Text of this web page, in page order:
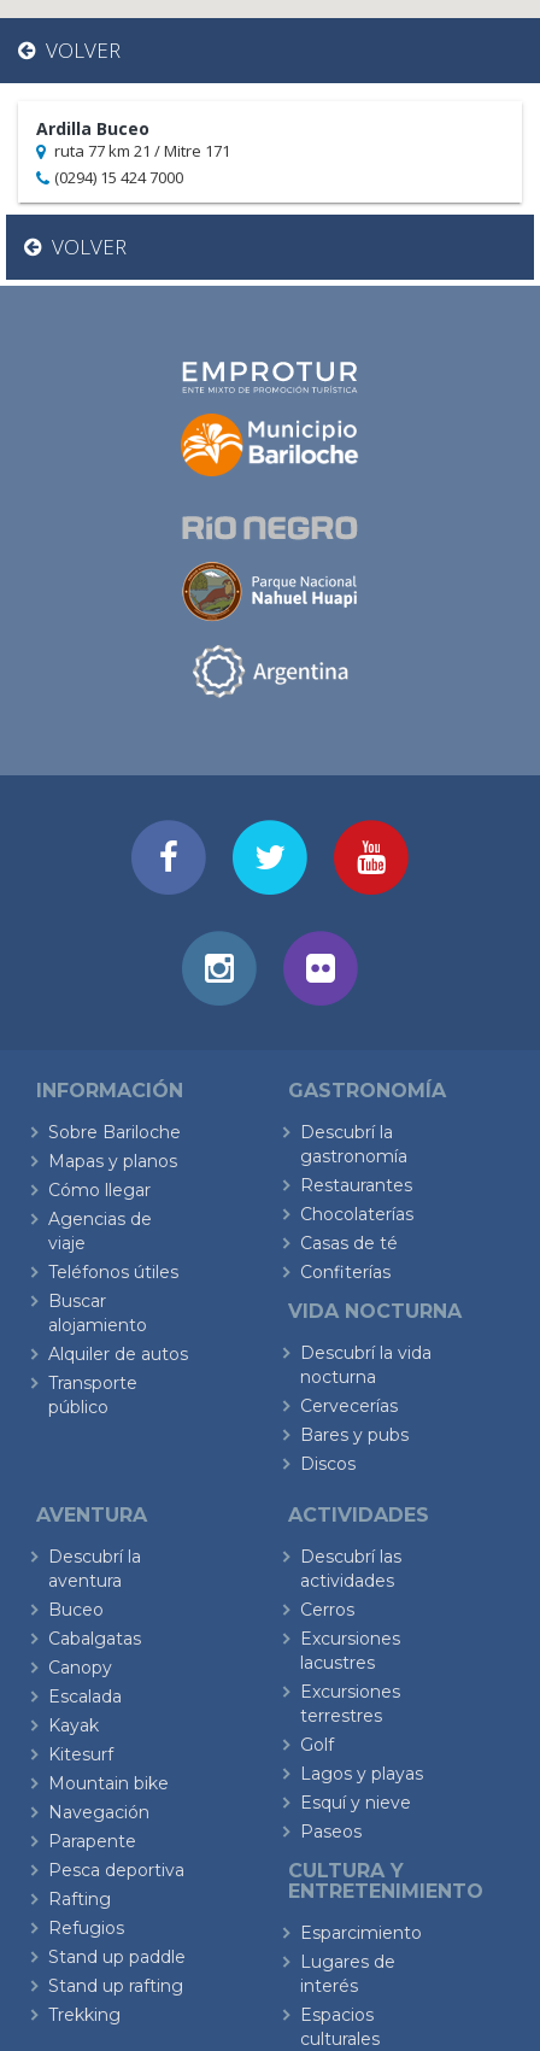
VOLVER
Ardilla Buceo
ruta 77 km 21 / Mitre 171
(0294) 15 424 7000
VOLVER
INFORMACIÓN
Sobre Bariloche
Mapas y planos
Cómo llegar
Agencias de
viaje
Teléfonos útiles
Buscar
alojamiento
Alquiler de autos
Transporte
público
GASTRONOMÍA
Descubrí la
gastronomía
Restaurantes
Chocolaterías
Casas de té
Confiterías
VIDA NOCTURNA
Descubrí la vida
nocturna
Cervecerías
Bares y pubs
Discos
AVENTURA
Descubrí la
aventura
Buceo
Cabalgatas
Canopy
Escalada
Kayak
Kitesurf
Mountain bike
Navegación
Parapente
Pesca deportiva
Rafting
Refugios
Stand up paddle
Stand up rafting
Trekking
ACTIVIDADES
Descubrí las
actividades
Cerros
Excursiones
lacustres
Excursiones
terrestres
Golf
Lagos y playas
Esquí y nieve
Paseos
CULTURA Y
ENTRETENIMIENTO
Esparcimiento
Lugares de
interés
Espacios
culturales